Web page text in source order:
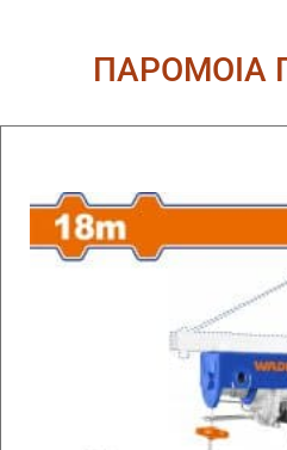
ΠΑΡΟΜΟΙΑ